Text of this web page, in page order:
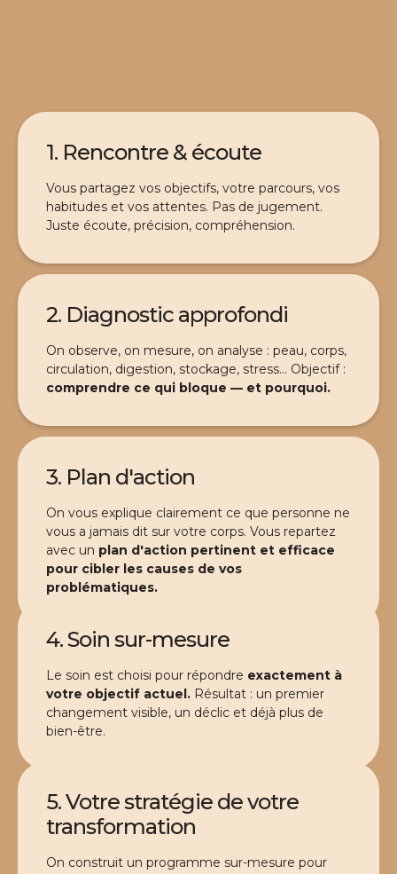
1. Rencontre & écoute
Vous partagez vos objectifs, votre parcours, vos
habitudes et vos attentes. Pas de jugement.
Juste écoute, précision, compréhension.
2. Diagnostic approfondi
On observe, on mesure, on analyse : peau, corps,
circulation, digestion, stockage, stress… Objectif :
comprendre ce qui bloque — et pourquoi.
3. Plan d'action
On vous explique clairement ce que personne ne
vous a jamais dit sur votre corps. Vous repartez
avec un plan d'action pertinent et efficace
pour cibler les causes de vos
problématiques.
4. Soin sur-mesure
Le soin est choisi pour répondre exactement à
votre objectif actuel. Résultat : un premier
changement visible, un déclic et déjà plus de
bien-être.
5. Votre stratégie de votre
transformation
On construit un programme sur-mesure pour